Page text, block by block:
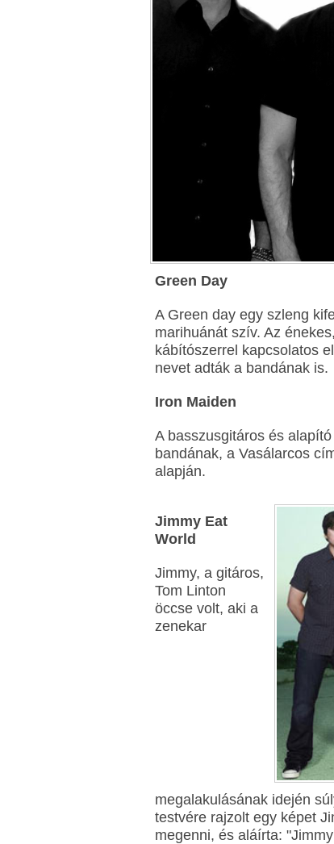
Green Day
A Green day egy szleng
marihuánát szív. Az
kábítószerrel kapcsolatos
nevet adták a bandának is.
Iron Maiden
A basszusgitáros és
bandának, a Vasálarcos
alapján.
Jimmy Eat
World
Jimmy, a gitáros,
Tom Linton
öccse volt, aki a
zenekar
megalakulásának idején
testvére rajzolt egy képet
megenni, és aláírta: